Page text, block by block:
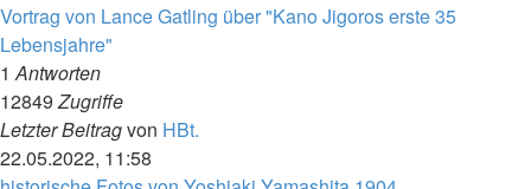
Vortrag von Lance Gatling über "Kano Jigoros erste 35
Lebensjahre"
1Antworten
12849Zugriffe
Letzter Beitragvon HBt.
22.05.2022, 11:58